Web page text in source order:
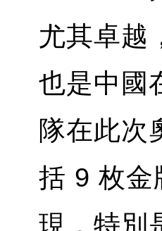
尤其卓越
也是中國
隊在此次
括 9 枚金
現，特別